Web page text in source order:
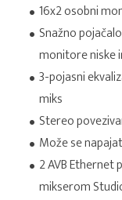
16x2 osobni
Snažno
monitore niske
3-pojasni
miks
Stereo
Može se
2 AVB Ethernet
mikserom